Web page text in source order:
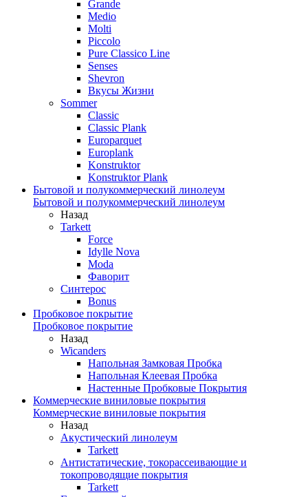
Grande
Medio
Molti
Piccolo
Pure Classico Line
Senses
Shevron
Вкусы Жизни
Sommer
Classic
Classic Plank
Europarquet
Europlank
Konstruktor
Konstruktor Plank
Бытовой и полукоммерческий линолеум
Бытовой и полукоммерческий линолеум
Назад
Tarkett
Force
Idylle Nova
Moda
Фаворит
Синтерос
Bonus
Пробковое покрытие
Пробковое покрытие
Назад
Wicanders
Напольная Замковая Пробка
Напольная Клеевая Пробка
Настенные Пробковые Покрытия
Коммерческие виниловые покрытия
Коммерческие виниловые покрытия
Назад
Акустический линолеум
Tarkett
Антистатические, токорассеивающие и
токопроводящие покрытия
Tarkett